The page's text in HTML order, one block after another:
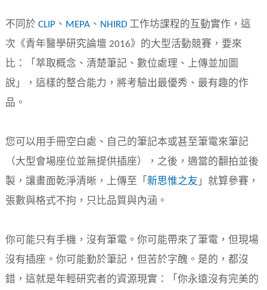
不同於 CLIP 、 MEPA 、 NHIRD 工作坊課程的互動實作，這
次《青年醫學研究論壇 2016》的大型活動競賽，要來
比：「萃取概念、清楚筆記、數位處理、上傳並加圖
說」，這樣的整合能力，將考驗出最優秀、最有趣的作
品。
您可以用手冊空白處、自己的筆記本或甚至筆電來筆記
（大型會場座位並無提供插座），之後，適當的翻拍並後
製，讓畫面乾淨清晰，上傳至「 新思惟之友 」就算參賽，
張數與格式不拘，只比品質與內涵。
你可能只有手機，沒有筆電。你可能帶來了筆電，但現場
沒有插座。你可能勤於筆記，但苦於字醜。是的，都沒
錯，這就是年輕研究者的資源現實：「你永遠沒有完美的